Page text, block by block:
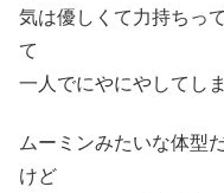
気は優しくて力持ちっ
て
一人でにやにやしてし
ムーミンみたいな体型
けど